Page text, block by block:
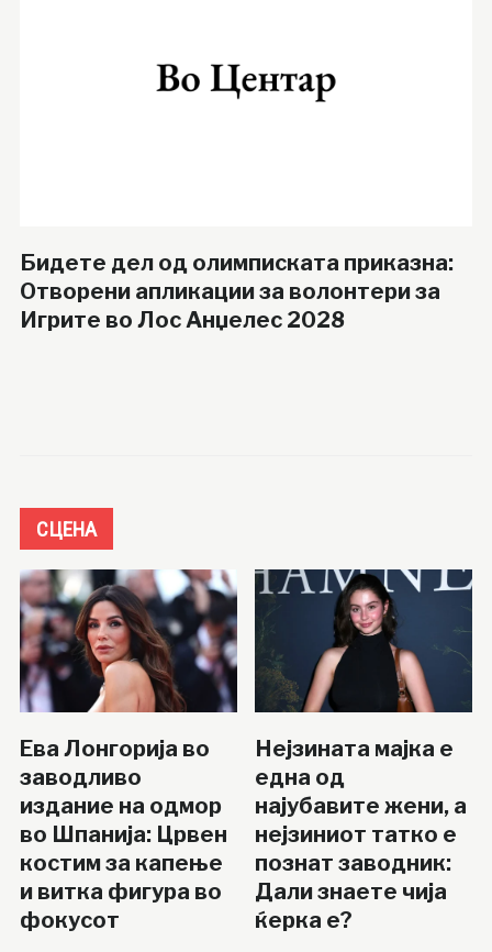
Бидете дел од олимписката приказна:
Отворени апликации за волонтери за
Игрите во Лос Анџелес 2028
СЦЕНА
Ева Лонгорија во
заводливо
издание на одмор
во Шпанија: Црвен
костим за капење
и витка фигура во
фокусот
Нејзината мајка е
една од
најубавите жени, а
нејзиниот татко е
познат заводник:
Дали знаете чија
ќерка е?